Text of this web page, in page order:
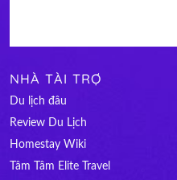
NHÀ TÀI TRỢ
Du lịch đâu
Review Du Lịch
Homestay Wiki
Tâm Tâm Elite Travel